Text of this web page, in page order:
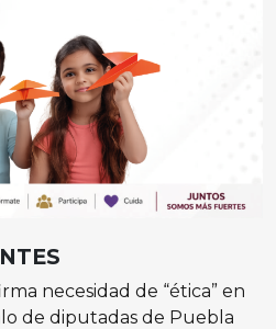
necesidad de “ética” en
de diputadas de Puebla